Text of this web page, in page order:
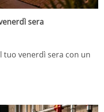
sera
tuo venerdì sera con un